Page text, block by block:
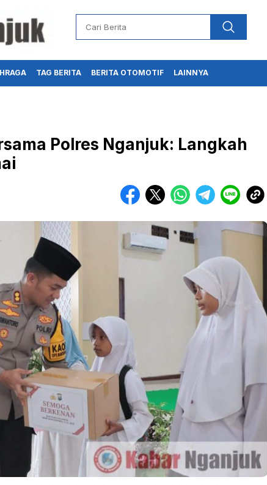
TAG BERITA BERITA OTOMOTIF LAINNYA
Polres Nganjuk: Langkah